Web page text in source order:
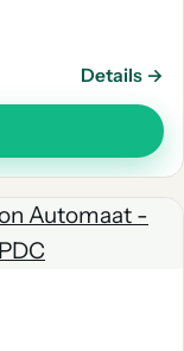
Details →